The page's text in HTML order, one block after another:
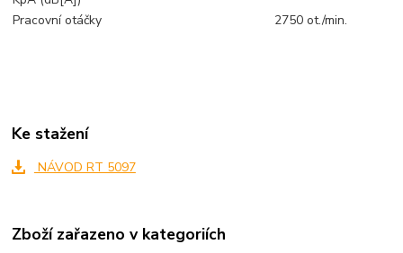
Pracovní otáčky 2750 ot./min.
Ke stažení
NÁVOD RT 5097
Zboží zařazeno v kategoriích